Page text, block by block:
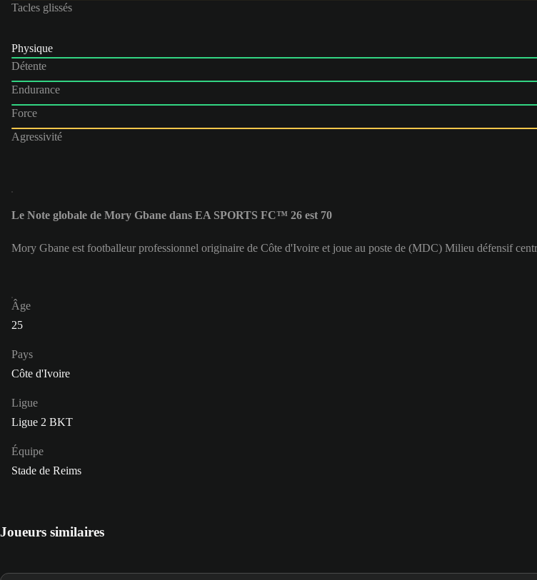
Tacles glissés
Physique
Détente
Endurance
Force
Agressivité
Le Note globale de Mory Gbane dans EA SPORTS FC™ 26 est 70
Mory Gbane est footballeur professionnel originaire de Côte d'Ivoire et joue au poste de (MDC) Milieu défensif
Âge
25
Pays
Côte d'Ivoire
Ligue
Ligue 2 BKT
Équipe
Stade de Reims
Joueurs similaires